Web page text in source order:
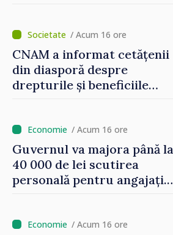
/ Acum 16 ore
CNAM a informat cetățenii
din diasporă despre
drepturile și beneficiile
/ Acum 16 ore
Guvernul va majora până la
40 000 de lei scutirea
personală pentru angajați.
oamenilor”/ Acum 16 ore